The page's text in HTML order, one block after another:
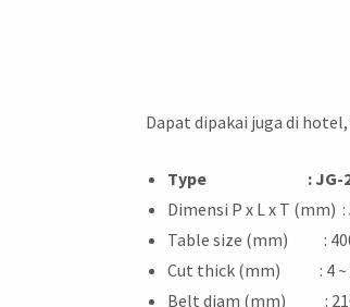
Dapat dipakai juga di
Type : JG-
Dimensi P x L x T (mm) :
Table size (mm) : 400
Cut thick (mm) : 4 ~
Belt diam (mm) :